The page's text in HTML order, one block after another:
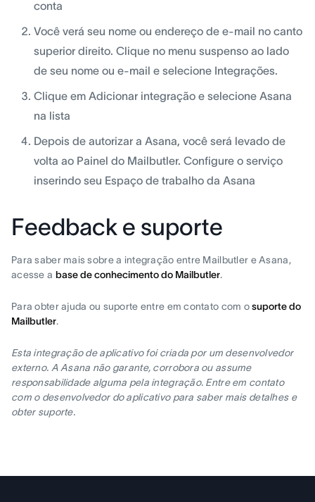
conta
Você verá seu nome ou endereço de e-mail no canto
superior direito. Clique no menu suspenso ao lado
de seu nome ou e-mail e selecione Integrações.
Clique em Adicionar integração e selecione Asana
na lista
Depois de autorizar a Asana, você será levado de
volta ao Painel do Mailbutler. Configure o serviço
inserindo seu Espaço de trabalho da Asana
Feedback e suporte
Para saber mais sobre a integração entre Mailbutler e Asana,
acesse a base de conhecimento do Mailbutler.
Para obter ajuda ou suporte entre em contato com osuporte do
Mailbutler.
Esta integração de aplicativo foi criada por um desenvolvedor
externo. A Asana não garante, corrobora ou assume
responsabilidade alguma pela integração. Entre em contato
com o desenvolvedor do aplicativo para saber mais detalhes e
obter suporte.